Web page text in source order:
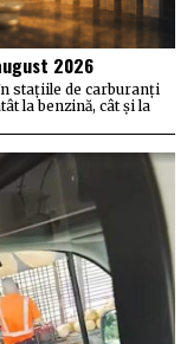
2026
stațiile de carburanți
la benzină, cât și la